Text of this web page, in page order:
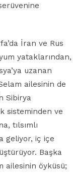
İran ve Rus
yataklarından,
uzanan
ailesinin de
Sibirya
sisteminden ve
tılsımlı
geliyor, iç içe
Başka
ailesinin öyküsü;